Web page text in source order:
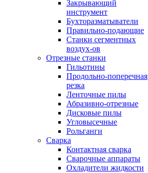
Закрывающий
инструмент
Бухторазматыватели
Правильно-подающие
Станки сегментных
воздух-ов
Отрезные станки
Гильотины
Продольно-поперечная
резка
Ленточные пилы
Абразивно-отрезные
Дисковые пилы
Угловысечные
Рольганги
Сварка
Контактная сварка
Сварочные аппараты
Охладители жидкости